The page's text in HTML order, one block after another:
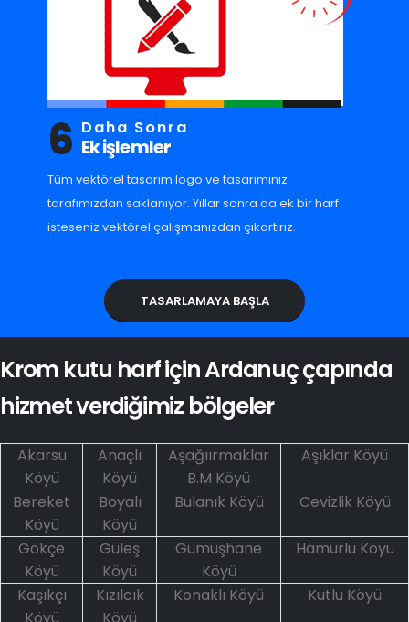
6 Daha Sonra
Ek işlemler
Tüm vektörel tasarım logo ve tasarımınız
tarafımızdan saklanıyor. Yıllar sonra da ek bir harf
isteseniz vektörel çalışmanızdan çıkartırız.
TASARLAMAYA BAŞLA
Krom kutu harf için Ardanuç çapında
hizmet verdiğimiz bölgeler
Akarsu
Köyü
Anaçlı
Köyü
Aşağıırmaklar
B.M Köyü
Aşıklar Köyü
Bereket
Köyü
Boyalı
Köyü
Bulanık Köyü Cevizlik Köyü
Gökçe
Köyü
Güleş
Köyü
Gümüşhane
Köyü
Hamurlu Köyü
Kaşıkçı
Köyü
Kızılcık
Köyü
Konaklı Köyü Kutlu Köyü